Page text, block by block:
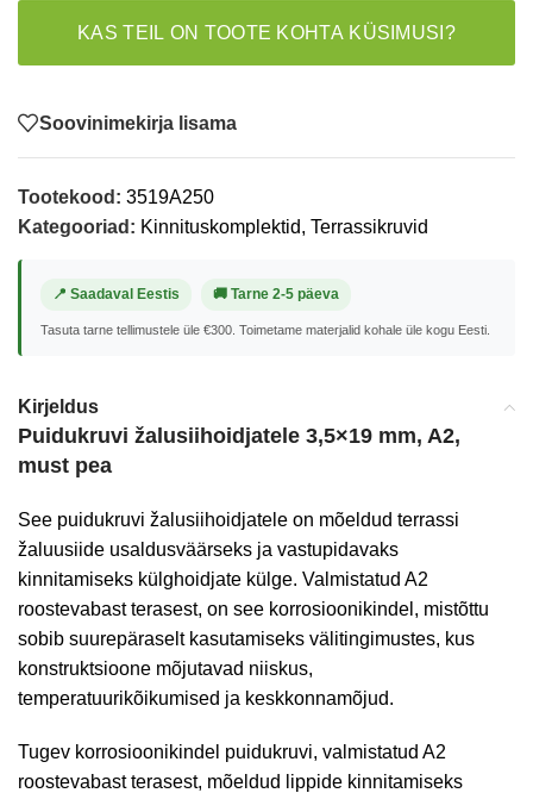
KAS TEIL ON TOOTE KOHTA KÜSIMUSI?
Soovinimekirja lisama
Tootekood: 3519A250
Kategooriad: Kinnituskomplektid, Terrassikruvid
📍 Saadaval Eestis 🚚 Tarne 2-5 päeva
Tasuta tarne tellimustele üle €300. Toimetame materjalid kohale üle kogu Eesti.
Kirjeldus
Puidukruvi žalusiihoidjatele 3,5×19 mm, A2,
must pea
See puidukruvi žalusiihoidjatele on mõeldud terrassi
žaluusiide usaldusväärseks ja vastupidavaks
kinnitamiseks külghoidjate külge. Valmistatud A2
roostevabast terasest, on see korrosioonikindel, mistõttu
sobib suurepäraselt kasutamiseks välitingimustes, kus
konstruktsioone mõjutavad niiskus,
temperatuurikõikumised ja keskkonnamõjud.
Tugev korrosioonikindel puidukruvi, valmistatud A2
roostevabast terasest, mõeldud lippide kinnitamiseks